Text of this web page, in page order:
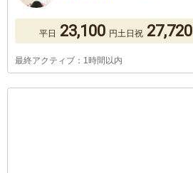
平日 23,100 円土日祝 27,720
最終アクティブ：1時間以内